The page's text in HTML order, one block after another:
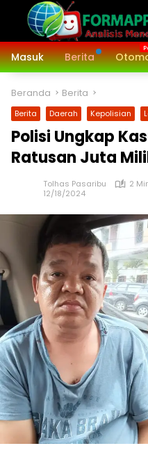
Langsung
konten
Masuk
Berita
Beranda Berita
Berita Daerah Kepolisian
Polisi Ungkap
Ratusan Juta
Tolhas Pasaribu
2
12/18/2024